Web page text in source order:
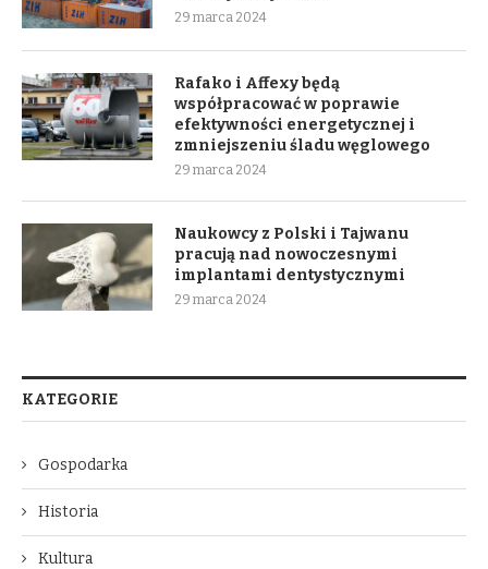
29 marca 2024
Rafako i Affexy będą
współpracować w poprawie
efektywności energetycznej i
zmniejszeniu śladu węglowego
29 marca 2024
Naukowcy z Polski i Tajwanu
pracują nad nowoczesnymi
implantami dentystycznymi
29 marca 2024
KATEGORIE
Gospodarka
Historia
Kultura